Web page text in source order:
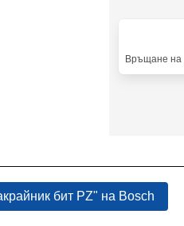
Връщане на
бит PZ" на Bosch